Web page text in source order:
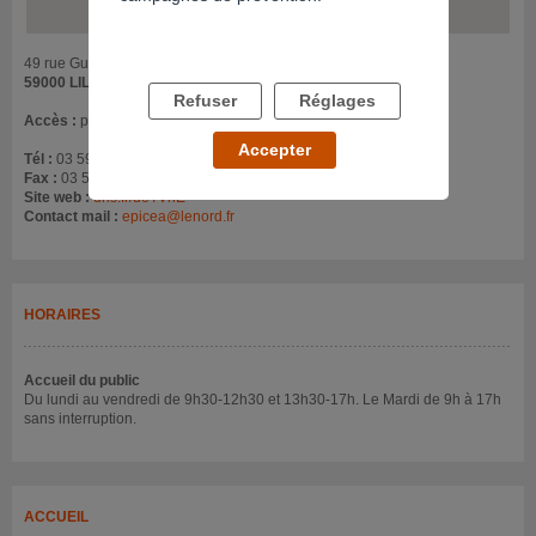
49 rue Gustave Delory
59000 LILLE
Accès : proche de l'hôtel du Département
Tél : 03 59 73 82 00
Fax : 03 59 73 82 02
Site web : urls.fr/ueTVnE
Contact mail : epicea@lenord.fr
HORAIRES
Accueil du public
Du lundi au vendredi de 9h30-12h30 et 13h30-17h. Le Mardi de 9h à 17h
sans interruption.
ACCUEIL
Refuser Réglages
Accepter